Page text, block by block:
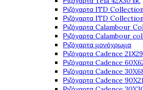
Ριζόχαρτα ITD
Ριζόχαρτα ITD
Ριζόχαρτα Calambour
Ριζόχαρτα Calambour
Ριζόχαρτα μονόχρωμα
Ριζόχαρτα Cadence
Ριζόχαρτα Cadence
Ριζόχαρτα Cadence
Ριζόχαρτα Cadence